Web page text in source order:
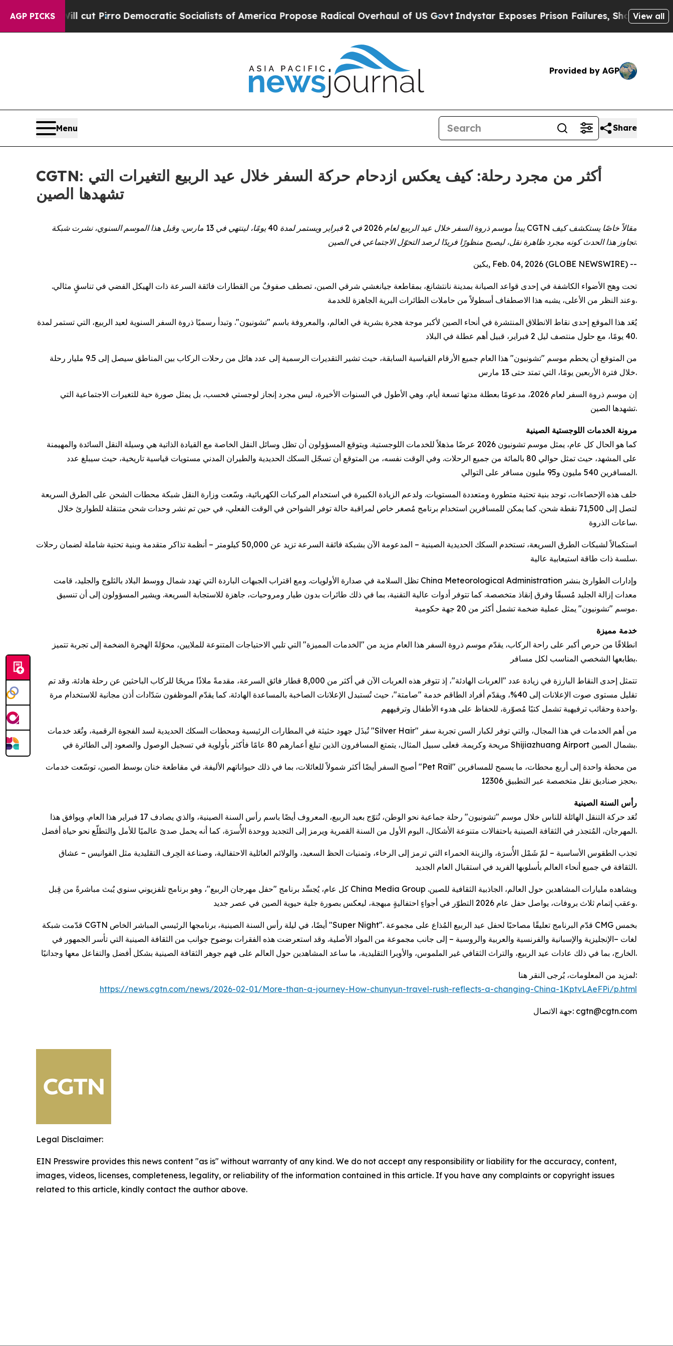
AGP PICKS
Will cut PirroDemocratic Socialists of America Propose Radical Overhaul of US GovtIndystar Exposes Prison Failures, Shows us whyView all
Provided by AGP
Menu Share
CGTN: أكثر من مجرد رحلة: كيف يعكس ازدحام حركة السفر خلال عيد الربيع التغيرات التي
تشهدها الصين
يبدأ موسم ذروة السفر خلال عيد الربيع لعام 2026 في 2 فبراير ويستمر لمدة 40 يومًا، لينتهي في 13 مارس. وقبل هذا الموسم السنوي، نشرت شبكة CGTN مقالاً خاصًا يستكشف كيف
تجاوز هذا الحدث كونه مجرد ظاهرة نقل، ليصبح منظورًا فريدًا لرصد التحوّل الاجتماعي في الصين.
بكين, Feb. 04, 2026 (GLOBE NEWSWIRE) --
تحت وهج الأضواء الكاشفة في إحدى قواعد الصيانة بمدينة نانتشانغ، بمقاطعة جيانغشي شرقي الصين، تصطف صفوفٌ من القطارات فائقة السرعة ذات الهيكل الفضي في تناسقٍ مثالي.
وعند النظر من الأعلى، يشبه هذا الاصطفاف أسطولاً من حاملات الطائرات البرية الجاهزة للخدمة.
يُعَد هذا الموقع إحدى نقاط الانطلاق المنتشرة في أنحاء الصين لأكبر موجة هجرة بشرية في العالم، والمعروفة باسم "تشونيون". وتبدأ رسميًا ذروة السفر السنوية لعيد الربيع، التي تستمر لمدة
40 يومًا، مع حلول منتصف ليل 2 فبراير، قبيل أهم عطلة في البلاد.
من المتوقع أن يحطم موسم "تشونيون" هذا العام جميع الأرقام القياسية السابقة، حيث تشير التقديرات الرسمية إلى عدد هائل من رحلات الركاب بين المناطق سيصل إلى 9.5 مليار رحلة
خلال فترة الأربعين يومًا، التي تمتد حتى 13 مارس.
إن موسم ذروة السفر لعام 2026، مدعومًا بعطلة مدتها تسعة أيام، وهي الأطول في السنوات الأخيرة، ليس مجرد إنجاز لوجستي فحسب، بل يمثل صورة حية للتغيرات الاجتماعية التي
تشهدها الصين.
مرونة الخدمات اللوجستية الصينية
كما هو الحال كل عام، يمثل موسم تشونيون 2026 عرضًا مذهلاً للخدمات اللوجستية. ويتوقع المسؤولون أن تظل وسائل النقل الخاصة مع القيادة الذاتية هي وسيلة النقل السائدة والمهيمنة
على المشهد، حيث تمثل حوالي 80 بالمائة من جميع الرحلات. وفي الوقت نفسه، من المتوقع أن تسجّل السكك الحديدية والطيران المدني مستويات قياسية تاريخية، حيث سيبلغ عدد
المسافرين 540 مليون و95 مليون مسافر على التوالي.
خلف هذه الإحصاءات، توجد بنية تحتية متطورة ومتعددة المستويات. ولدعم الزيادة الكبيرة في استخدام المركبات الكهربائية، وسّعت وزارة النقل شبكة محطات الشحن على الطرق السريعة
لتصل إلى 71,500 نقطة شحن. كما يمكن للمسافرين استخدام برنامج مُصغر خاص لمراقبة حالة توفر الشواحن في الوقت الفعلي، في حين تم نشر وحدات شحن متنقلة للطوارئ خلال
ساعات الذروة.
استكمالاً لشبكات الطرق السريعة، تستخدم السكك الحديدية الصينية – المدعومة الآن بشبكة فائقة السرعة تزيد عن 50,000 كيلومتر – أنظمة تذاكر متقدمة وبنية تحتية شاملة لضمان رحلات
سلسة ذات طاقة استيعابية عالية.
تظل السلامة في صدارة الأولويات. ومع اقتراب الجبهات الباردة التي تهدد شمال ووسط البلاد بالثلوج والجليد، قامت China Meteorological Administration وإدارات الطوارئ بنشر
معدات إزالة الجليد مُسبقًا وفرق إنقاذ متخصصة. كما تتوفر أدوات عالية التقنية، بما في ذلك طائرات بدون طيار ومروحيات، جاهزة للاستجابة السريعة. ويشير المسؤولون إلى أن تنسيق
موسم "تشونيون" يمثل عملية ضخمة تشمل أكثر من 20 جهة حكومية.
خدمة مميزة
انطلاقًا من حرص أكبر على راحة الركاب، يقدّم موسم ذروة السفر هذا العام مزيد من "الخدمات المميزة" التي تلبي الاحتياجات المتنوعة للملايين، محوّلةً الهجرة الضخمة إلى تجربة تتميز
بطابعها الشخصي المناسب لكل مسافر.
تتمثل إحدى النقاط البارزة في زيادة عدد "العربات الهادئة"، إذ تتوفر هذه العربات الآن في أكثر من 8,000 قطار فائق السرعة، مقدمةً ملاذًا مريحًا للركاب الباحثين عن رحلة هادئة. وقد تم
تقليل مستوى صوت الإعلانات إلى 40%، ويقدّم أفراد الطاقم خدمة "صامتة"، حيث تُستبدل الإعلانات الصاخبة بالمساعدة الهادئة. كما يقدّم الموظفون سَدّادات أذن مجانية للاستخدام مرة
واحدة وحقائب ترفيهية تشمل كتبًا مُصوّرة، للحفاظ على هدوء الأطفال وترفيههم.
تُبذَل جهود حثيثة في المطارات الرئيسية ومحطات السكك الحديدية لسد الفجوة الرقمية، وتُعَد خدمات "Silver Hair" من أهم الخدمات في هذا المجال، والتي توفر لكبار السن تجربة سفر
مريحة وكريمة. فعلى سبيل المثال، يتمتع المسافرون الذين تبلغ أعمارهم 80 عامًا فأكثر بأولوية في تسجيل الوصول والصعود إلى الطائرة في Shijiazhuang Airport بشمال الصين.
أصبح السفر أيضًا أكثر شمولاً للعائلات، بما في ذلك حيواناتهم الأليفة. في مقاطعة خنان بوسط الصين، توسّعت خدمات "Pet Rail" من محطة واحدة إلى أربع محطات، ما يسمح للمسافرين
بحجز صناديق نقل متخصصة عبر التطبيق 12306.
رأس السنة الصينية
تُعَد حركة التنقل الهائلة للناس خلال موسم "تشونيون" رحلة جماعية نحو الوطن، تُتوّج بعيد الربيع، المعروف أيضًا باسم رأس السنة الصينية، والذي يصادف 17 فبراير هذا العام. ويوافق هذا
المهرجان، المُتجذر في الثقافة الصينية باحتفالات متنوعة الأشكال، اليوم الأول من السنة القمرية ويرمز إلى التجديد ووحدة الأُسرَة، كما أنه يحمل صدىً عالميًا للأمل والتطلّع نحو حياة أفضل.
تجذب الطقوس الأساسية – لمّ شَمْل الأُسرَة، والزينة الحمراء التي ترمز إلى الرخاء، وتمنيات الحظ السعيد، والولائم العائلية الاحتفالية، وصناعة الحِرف التقليدية مثل الفوانيس – عشاق
الثقافة في جميع أنحاء العالم بأسلوبها الفريد في استقبال العام الجديد.
كل عام، يُجسِّد برنامج "حفل مهرجان الربيع"، وهو برنامج تلفزيوني سنوي يُبث مباشرةً من قِبل China Media Group ويشاهده مليارات المشاهدين حول العالم، الجاذبية الثقافية للصين.
وعقب إتمام ثلاث بروفات، يواصل حفل عام 2026 التطوّر في أجواءٍ احتفاليةٍ مبهجة، ليعكس بصورة جلية حيوية الصين في عصر جديد.
قدّمت شبكة CGTN أيضًا، في ليلة رأس السنة الصينية، برنامجها الرئيسي المباشر الخاص "Super Night". قدّم البرنامج تعليقًا مصاحبًا لحفل عيد الربيع المُذاع على مجموعة CMG بخمس
لغات –الإنجليزية والإسبانية والفرنسية والعربية والروسية – إلى جانب مجموعة من المواد الأصلية. وقد استعرضت هذه الفقرات بوضوح جوانب من الثقافة الصينية التي تأسر الجمهور في
الخارج، بما في ذلك عادات عيد الربيع، والتراث الثقافي غير الملموس، والأوبرا التقليدية، ما ساعد المشاهدين حول العالم على فهم جوهر الثقافة الصينية بشكل أفضل والتفاعل معها وجدانيًا.
لمزيد من المعلومات، يُرجى النقر هنا:
https://news.cgtn.com/news/2026-02-01/More-than-a-journey-How-chunyun-travel-rush-reflects-a-changing-China-1KptvLAeFPi/p.html
جهة الاتصال: cgtn@cgtn.com
Legal Disclaimer:
EIN Presswire provides this news content "as is" without warranty of any kind. We do not accept any responsibility or liability for the accuracy, content,
images, videos, licenses, completeness, legality, or reliability of the information contained in this article. If you have any complaints or copyright issues
related to this article, kindly contact the author above.